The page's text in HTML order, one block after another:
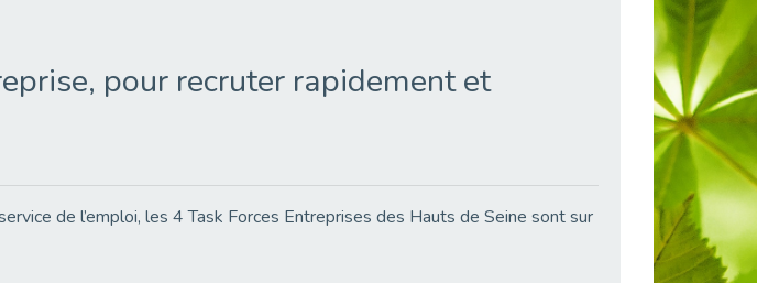
pour recruter rapidement et
de l’emploi, les 4 Task Forces Entreprises des Hauts de Seine sont sur